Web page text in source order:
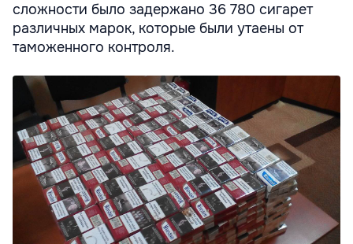
сложности было задержано 36 780 сигарет
различных марок, которые были утаены от
таможенного контроля.